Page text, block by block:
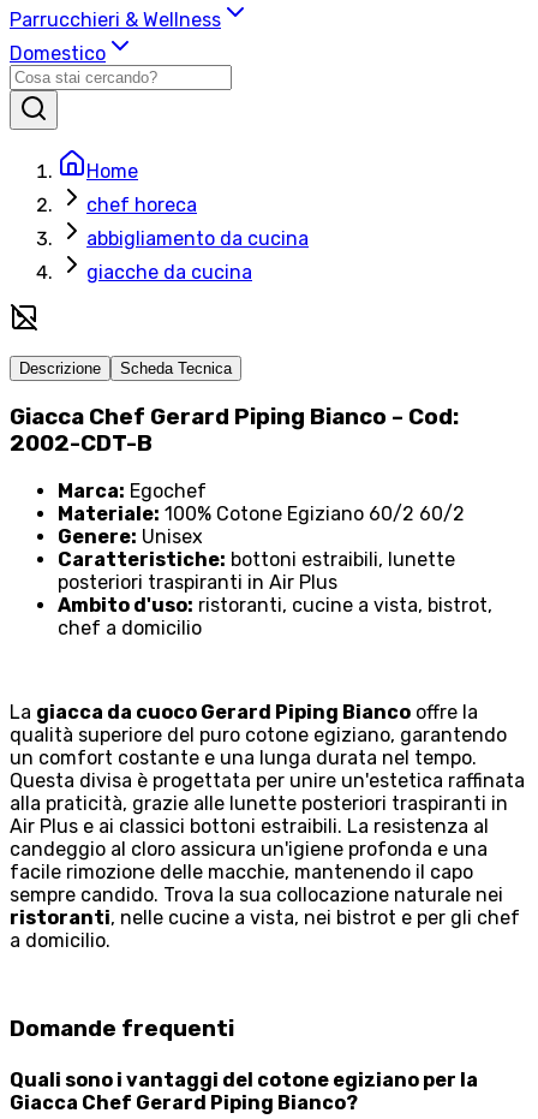
Parrucchieri & Wellness
Domestico
Home
chef horeca
abbigliamento da cucina
giacche da cucina
Descrizione Scheda Tecnica
Giacca Chef Gerard Piping Bianco – Cod:
2002-CDT-B
Marca: Egochef
Materiale: 100% Cotone Egiziano 60/2 60/2
Genere: Unisex
Caratteristiche: bottoni estraibili, lunette
posteriori traspiranti in Air Plus
Ambito d'uso: ristoranti, cucine a vista, bistrot,
chef a domicilio
La giacca da cuoco Gerard Piping Bianco offre la
qualità superiore del puro cotone egiziano, garantendo
un comfort costante e una lunga durata nel tempo.
Questa divisa è progettata per unire un'estetica raffinata
alla praticità, grazie alle lunette posteriori traspiranti in
Air Plus e ai classici bottoni estraibili. La resistenza al
candeggio al cloro assicura un'igiene profonda e una
facile rimozione delle macchie, mantenendo il capo
sempre candido. Trova la sua collocazione naturale nei
ristoranti, nelle cucine a vista, nei bistrot e per gli chef
a domicilio.
Domande frequenti
Quali sono i vantaggi del cotone egiziano per la
Giacca Chef Gerard Piping Bianco?